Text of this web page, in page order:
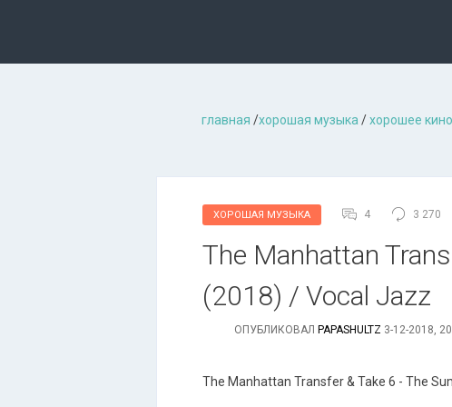
главная /хорошая музыкa /хорошее кино
ХОРОШАЯ МУЗЫКА 4 3 270
The Manhattan
(2018) / Vocal Jazz
ОПУБЛИКОВАЛ PAPASHULTZ 3-12-2018,
The Manhattan Transfer & Take 6 - The